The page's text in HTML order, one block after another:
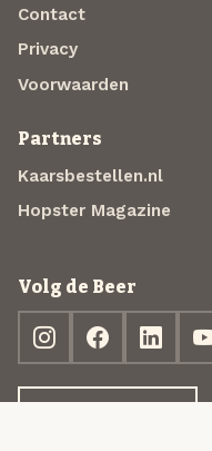
Contact
Privacy
Voorwaarden
Partners
Kaarsbestellen.nl
Hopster Magazine
Volg de Beer